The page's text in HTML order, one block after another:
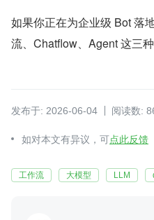
如果你正在为企业级 Bot 落
流、Chatflow、Agent 这三
发布于: 2026-06-04 阅读数:
如对本文有异议，可点此反馈
工作流 大模型 LLM